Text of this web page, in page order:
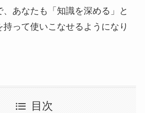
、あなたも「知識を深める」と
って使いこなせるようになり
目次